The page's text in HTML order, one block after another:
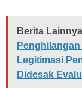
Berita Lainnya
Legitimasi
Didesak